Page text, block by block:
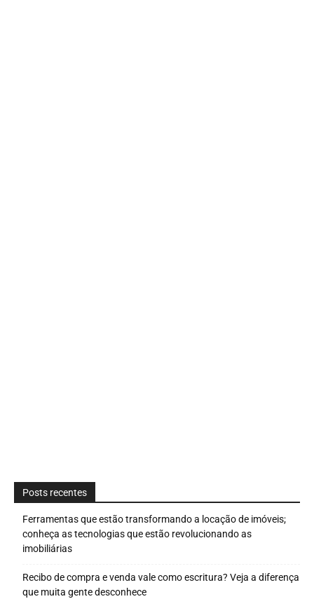
Posts recentes
Ferramentas que estão transformando a locação de imóveis;
conheça as tecnologias que estão revolucionando as
imobiliárias
Recibo de compra e venda vale como escritura? Veja a diferença
que muita gente desconhece